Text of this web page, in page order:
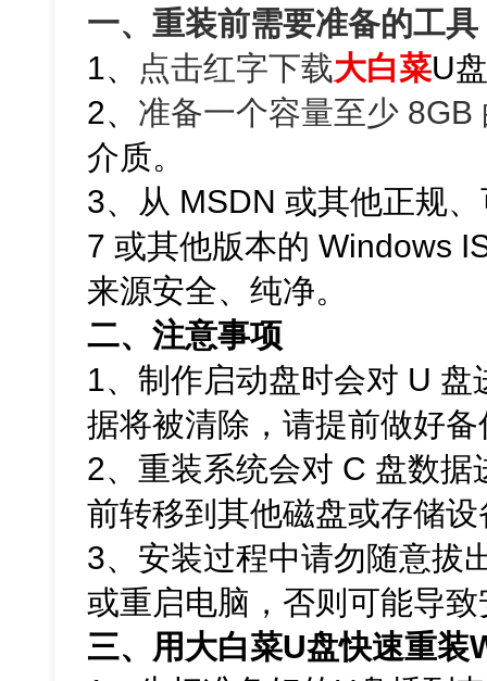
一、重装前需要准备的工具
1、
点击红字下载大白菜U
2、 准备一个容量至少 8GB
介质。
3、从 MSDN 或其他正规
7 或其他版本的 Windows
来源安全、纯净。
二、注意事项
1、制作启动盘时会对 U
据将被清除，请提前做好备
2、重装系统会对 C 盘数
前转移到其他磁盘或存储
3、安装过程中请勿随意拔
或重启电脑，否则可能导
三、用大白菜U盘快速重装